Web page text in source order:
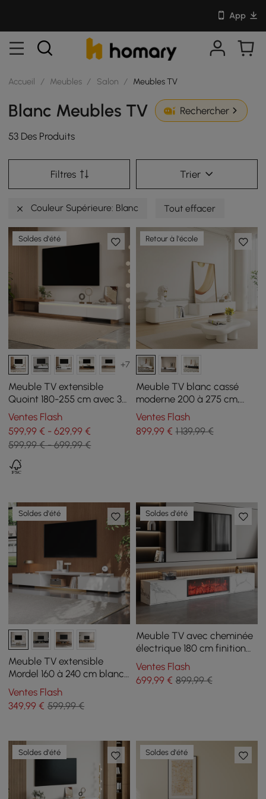
App
Accueil / Meubles / Salon / Meubles TV
Blanc Meubles TV Rechercher
53 Des Produits
Filtres Trier
Couleur Supérieure: Blanc Tout effacer
Soldes d'été
+7
Meuble TV extensible
Quoint 180-255 cm avec 3
tiroirs et LED
Ventes Flash
599,99 € - 629,99 €
599,99 € - 699,99 €
Retour à l'école
Meuble TV blanc cassé
moderne 200 à 275 cm,
extensible, avec 4 tiroirs
Ventes Flash
899,99€ 1 139,99 €
Soldes d'été
Meuble TV extensible
Mordel 160 à 240 cm blanc
avec rangement
Ventes Flash
349,99 € 599,99 €
Soldes d'été
Meuble TV avec cheminée
électrique 180 cm finition
effet marbre et 2 tiroirs
Ventes Flash
699,99€ 899,99 €
Soldes d'été Soldes d'été